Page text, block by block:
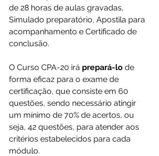
de 28 horas de aulas gravadas,
Simulado preparatório, Apostila para
acompanhamento e Certificado de
conclusão.
O Curso CPA-20 irá prepará-lo de
forma eficaz para o exame de
certificação, que consiste em 60
questões, sendo necessário atingir
um mínimo de 70% de acertos, ou
seja, 42 questões, para atender aos
critérios estabelecidos para cada
módulo.